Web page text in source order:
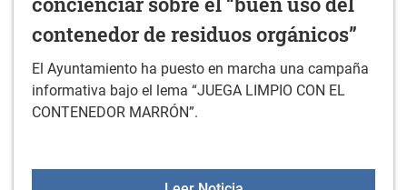
contenedor de residuos orgánicos”
El Ayuntamiento ha puesto en marcha una campaña
informativa bajo el lema “JUEGA LIMPIO CON EL
CONTENEDOR MARRÓN”.